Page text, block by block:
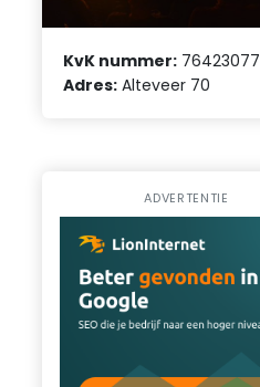
KvK nummer: 76423077
Adres: Alteveer 70
ADVERTENTIE